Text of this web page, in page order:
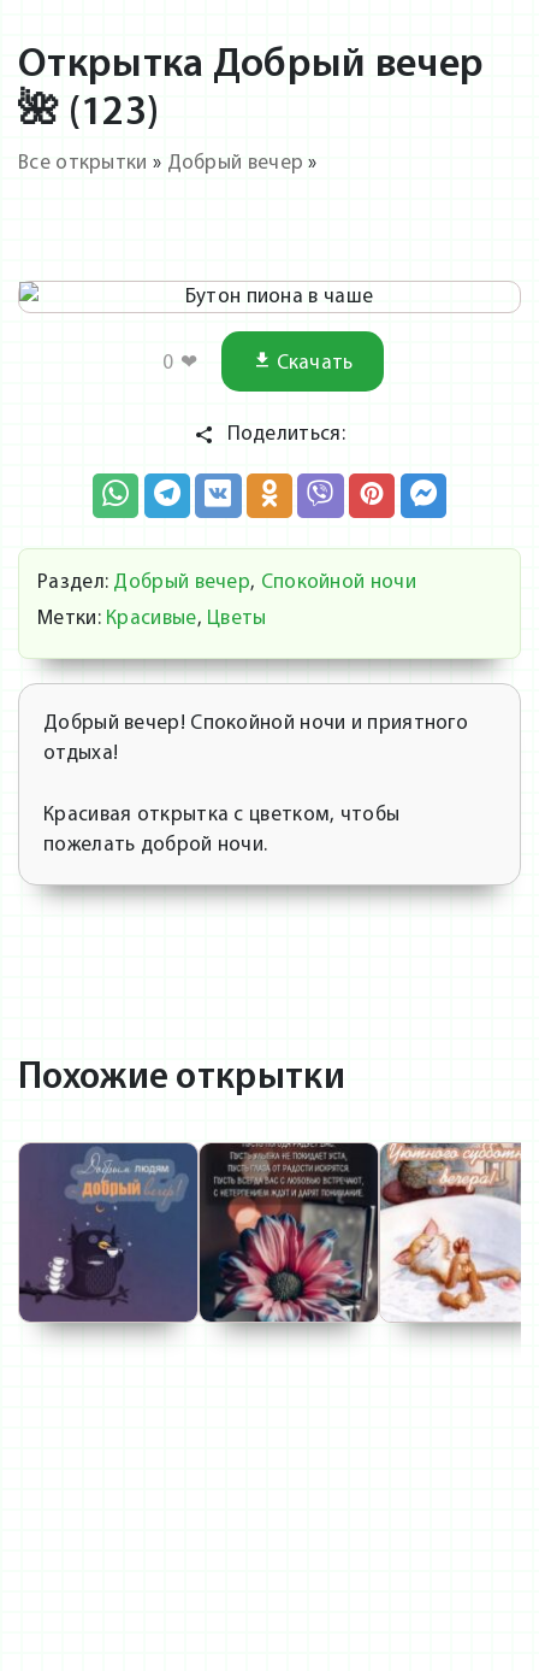
Открытка Добрый вечер
🌺 (123)
Все открытки » Добрый вечер »
0 ❤ Скачать
Поделиться:
Раздел: Добрый вечер, Спокойной ночи
Метки: Красивые, Цветы
Добрый вечер! Спокойной ночи и приятного
отдыха!
Красивая открытка с цветком, чтобы
пожелать доброй ночи.
Похожие открытки